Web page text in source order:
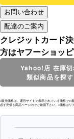
クレジットカード
方はヤフーショッ
Yahoo!店 在庫切
類似商品を探す
※販売価格は、運営サイトで表示されている価格での
必ず売価を商品ページ内でご確認下さい。※価格はリ